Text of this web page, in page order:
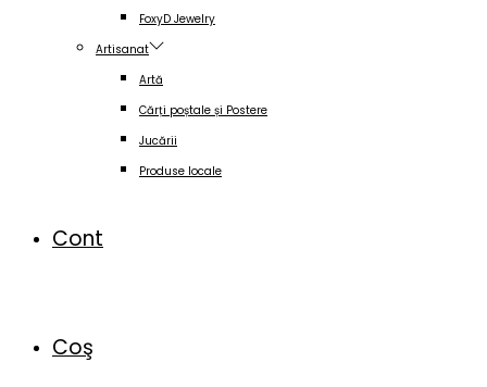
FoxyD Jewelry
Artisanat
Artă
Cărți poștale și Postere
Jucării
Produse locale
Cont
Coş